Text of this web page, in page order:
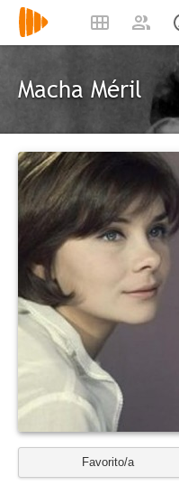
Macha Méril
Favorito/a